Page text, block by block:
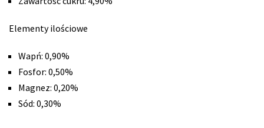
Elementy ilościowe
Wapń: 0,90%
Fosfor: 0,50%
Magnez: 0,20%
Sód: 0,30%